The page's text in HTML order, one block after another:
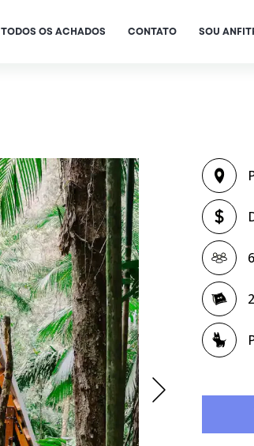
TODOS OS ACHADOS CONTATO SOU